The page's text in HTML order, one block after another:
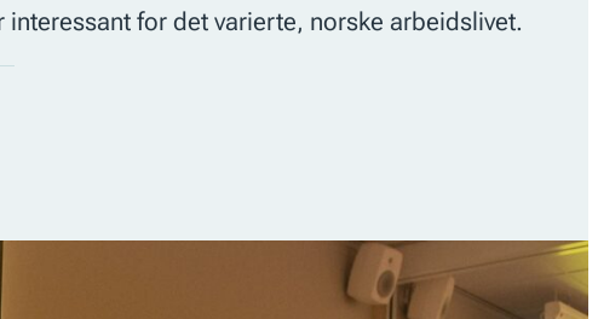
for det varierte, norske arbeidslivet.